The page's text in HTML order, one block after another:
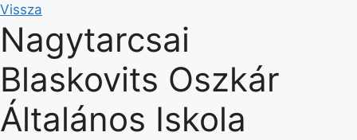
Kilépés
a
tartalomba
Vissza
Nagytarcsai
Blaskovits Oszkár
Általános Iskola